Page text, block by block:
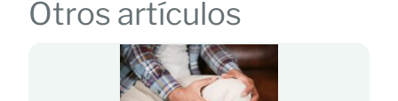
Otros artículos